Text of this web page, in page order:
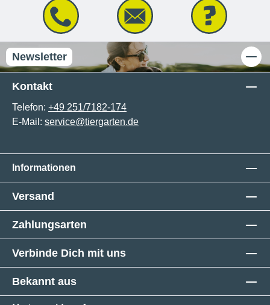
Newsletter
Kontakt
Telefon: +49 251/7182-174
E-Mail: service@tiergarten.de
Informationen
Versand
Zahlungsarten
Verbinde Dich mit uns
Bekannt aus